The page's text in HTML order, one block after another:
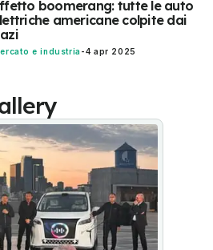
boomerang: tutte le auto
americane colpite dai
e industria -4 apr 2025